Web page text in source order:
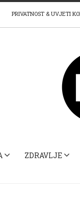
PRIVATNOST & UVJETI
ZDRAVLJE